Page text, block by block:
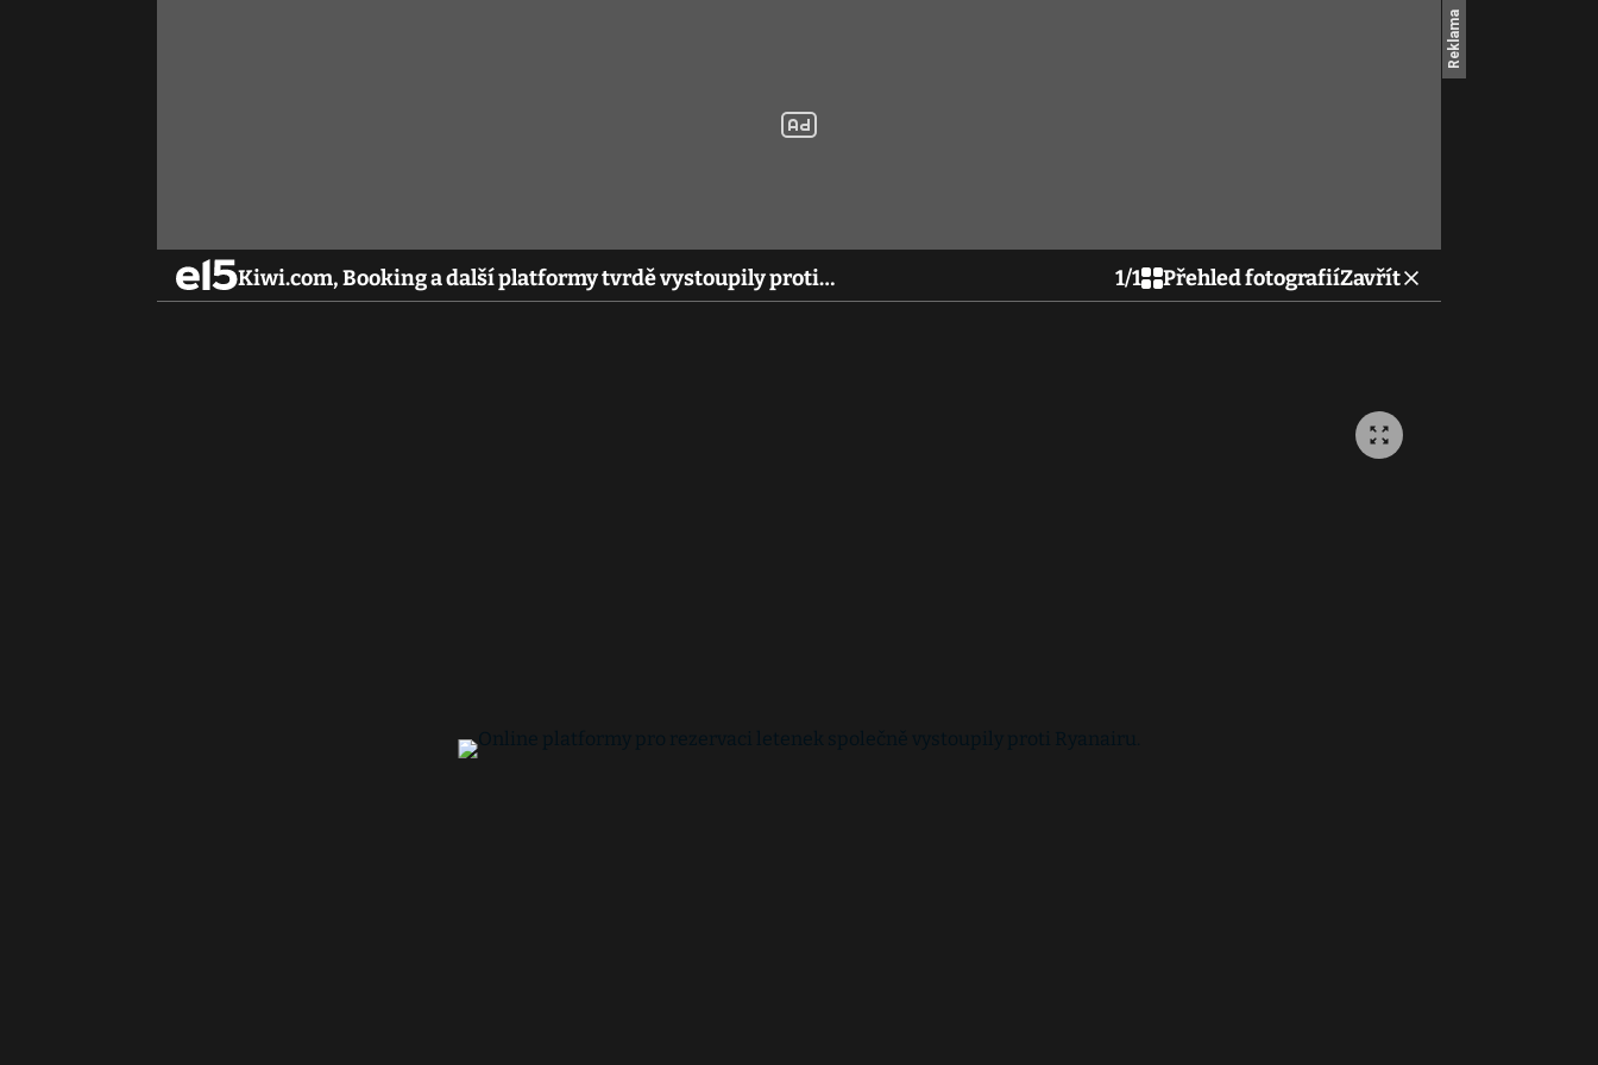
Kiwi.com, Booking a další platformy tvrdě vystoupily proti… 1/1 Přehled fotografiíZavřít